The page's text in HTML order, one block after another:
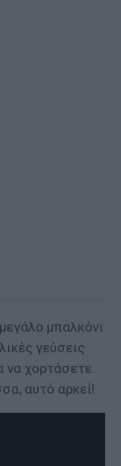
μπαλκόνι
γεύσεις
να χορτάσετε.
αυτό αρκεί!